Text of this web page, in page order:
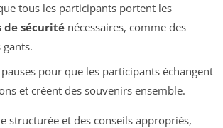
tous les participants portent les
de sécuriténécessaires, comme des
gants.
pour que les participants échangent
et créent des souvenirs ensemble.
structurée et des conseils appropriés,